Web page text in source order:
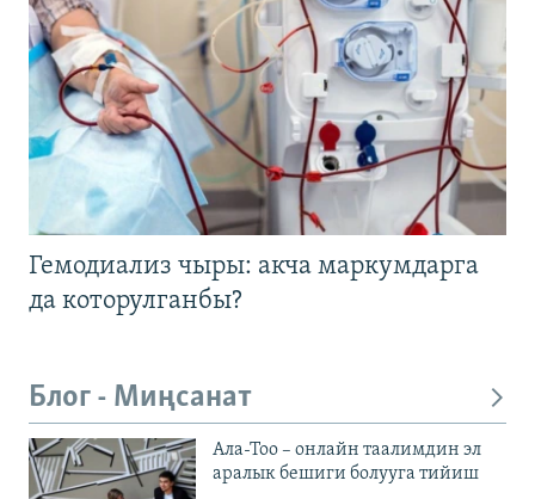
Гемодиализ чыры: акча маркумдарга
да которулганбы?
Блог - Миңсанат
Ала-Тоо – онлайн таалимдин эл
аралык бешиги болууга тийиш